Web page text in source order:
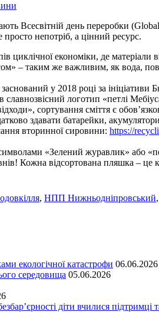
Всесвітній день переробки
непотріб, а цінний ресурс.
циклічної економіки, де
– таким же важливим, як вода,
у 2018 році за
логотип «петлі
сортування сміття є
здавати батарейки,
вторинної сировини: https://
«Зелений журавлик» або
Кожна відсортована пляшка –
, НПП Нижньодніпровський,
екологічної катастрофи 06.06.2026
середовища 05.06.2026
діти вчилися підтримці